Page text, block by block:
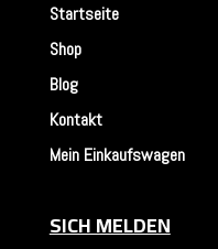
Startseite
Shop
Blog
Kontakt
Mein Einkaufswagen
SICH MELDEN